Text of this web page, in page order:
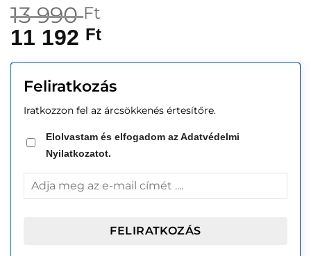
13 990Ft
11 192 Ft
Feliratkozás
Iratkozzon fel az árcsökkenés értesítőre.
Elolvastam és elfogadom az Adatvédelmi
Nyilatkozatot.